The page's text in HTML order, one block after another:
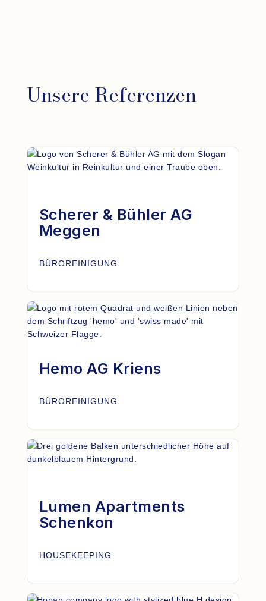
Unsere Referenzen
Scherer & Bühler AG
Meggen
BÜROREINIGUNG
Hemo AG Kriens
BÜROREINIGUNG
Lumen Apartments
Schenkon
HOUSEKEEPING